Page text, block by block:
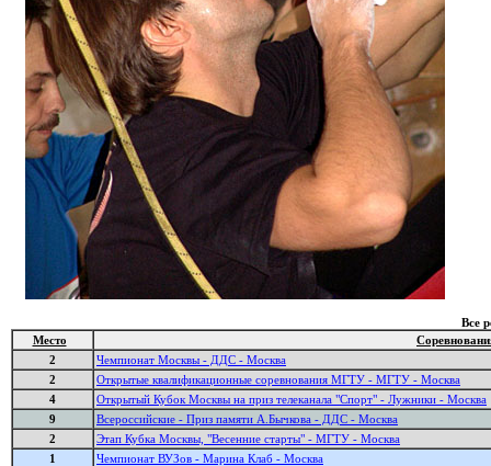
Все
Место
2
Чемпионат Москвы - ДДС - Москва
2
Открытые квалификационные соревнования МГТУ - МГТУ - Москва
4
Открытый Кубок Москвы на приз телеканала "Спорт" - Лужники - Москва
9
Всероссийские - Приз памяти А.Бычкова - ДДС - Москва
2
Этап Кубка Москвы, "Весенние старты" - МГТУ - Москва
1
Чемпионат ВУЗов - Марина Клаб - Москва